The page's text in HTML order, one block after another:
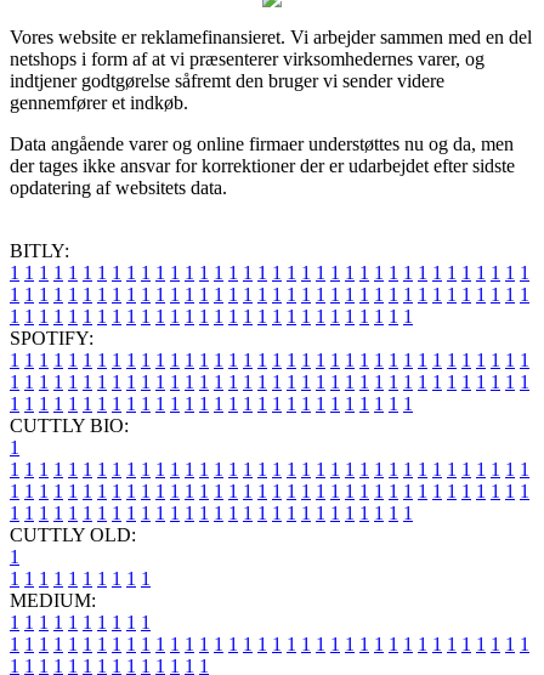
Vores website er reklamefinansieret. Vi arbejder sammen med en del
netshops i form af at vi præsenterer virksomhedernes varer, og
indtjener godtgørelse såfremt den bruger vi sender videre
gennemfører et indkøb.
Data angående varer og online firmaer understøttes nu og da, men
der tages ikke ansvar for korrektioner der er udarbejdet efter sidste
opdatering af websitets data.
BITLY:
1 1 1 1 1 1 1 1 1 1 1 1 1 1 1 1 1 1 1 1 1 1 1 1 1 1 1 1 1 1 1 1 1 1 1 1
1 1 1 1 1 1 1 1 1 1 1 1 1 1 1 1 1 1 1 1 1 1 1 1 1 1 1 1 1 1 1 1 1 1 1 1
1 1 1 1 1 1 1 1 1 1 1 1 1 1 1 1 1 1 1 1 1 1 1 1 1 1 1 1
SPOTIFY:
1 1 1 1 1 1 1 1 1 1 1 1 1 1 1 1 1 1 1 1 1 1 1 1 1 1 1 1 1 1 1 1 1 1 1 1
1 1 1 1 1 1 1 1 1 1 1 1 1 1 1 1 1 1 1 1 1 1 1 1 1 1 1 1 1 1 1 1 1 1 1 1
1 1 1 1 1 1 1 1 1 1 1 1 1 1 1 1 1 1 1 1 1 1 1 1 1 1 1 1
CUTTLY BIO:
1
1 1 1 1 1 1 1 1 1 1 1 1 1 1 1 1 1 1 1 1 1 1 1 1 1 1 1 1 1 1 1 1 1 1 1 1
1 1 1 1 1 1 1 1 1 1 1 1 1 1 1 1 1 1 1 1 1 1 1 1 1 1 1 1 1 1 1 1 1 1 1 1
1 1 1 1 1 1 1 1 1 1 1 1 1 1 1 1 1 1 1 1 1 1 1 1 1 1 1 1
CUTTLY OLD:
1
1 1 1 1 1 1 1 1 1 1
MEDIUM:
1 1 1 1 1 1 1 1 1 1
1 1 1 1 1 1 1 1 1 1 1 1 1 1 1 1 1 1 1 1 1 1 1 1 1 1 1 1 1 1 1 1 1 1 1 1
1 1 1 1 1 1 1 1 1 1 1 1 1 1